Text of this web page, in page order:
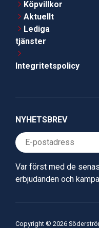
Köpvillkor
Aktuellt
Lediga
tjänster
Integritetspolicy
NYHETSBREV
Var först med de
erbjudanden och
Copyright © 2026